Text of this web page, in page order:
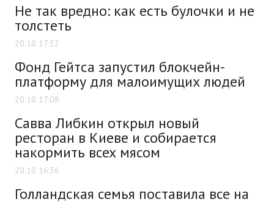
Не так вредно: как есть булочки и не
толстеть
20.10 17:32
Фонд Гейтса запустил блокчейн-
платформу для малоимущих людей
20.10 17:08
Савва Либкин открыл новый
ресторан в Киеве и собирается
накормить всех мясом
20.10 16:36
Голландская семья поставила все на